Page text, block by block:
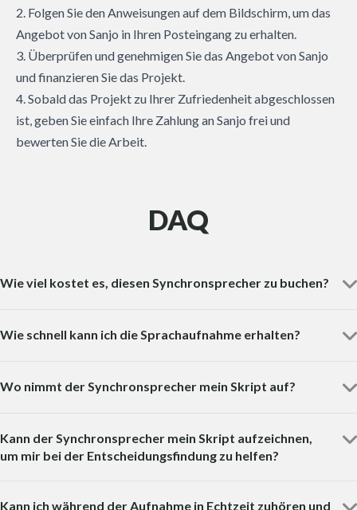
2. Folgen Sie den Anweisungen auf dem Bildschirm, um das
Angebot von Sanjo in Ihren Posteingang zu erhalten.
3. Überprüfen und genehmigen Sie das Angebot von Sanjo
und finanzieren Sie das Projekt.
4. Sobald das Projekt zu Ihrer Zufriedenheit abgeschlossen
ist, geben Sie einfach Ihre Zahlung an Sanjo frei und
bewerten Sie die Arbeit.
DAQ
Wie viel kostet es, diesen Synchronsprecher zu buchen?
Wie schnell kann ich die Sprachaufnahme erhalten?
Wo nimmt der Synchronsprecher mein Skript auf?
Kann der Synchronsprecher mein Skript aufzeichnen,
um mir bei der Entscheidungsfindung zu helfen?
Kann ich während der Aufnahme in Echtzeit zuhören und